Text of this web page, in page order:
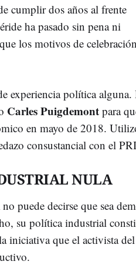
cumplir dos años al frente
ha pasado sin pena ni
los motivos de celebración
experiencia política
Carles Puigdemont para
en mayo de 2018.
consustancial con el
NULA
puede decirse que sea
su política industrial
iniciativa que el activista